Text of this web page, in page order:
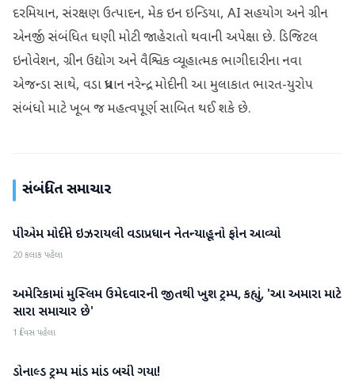
દરમિયાન, સંરક્ષણ ઉત્પાદન, મેક ઇન ઇન્ડિયા, AI સહયોગ અને ગ્રીન
એનર્જી સંબંધિત ઘણી મોટી જાહેરાતો થવાની અપેક્ષા છે. ડિજિટલ
ઇનોવેશન, ગ્રીન ઉદ્યોગ અને વૈશ્વિક વ્યૂહાત્મક ભાગીદારીના નવા
એજન્ડા સાથે, વડા પ્રધાન નરેન્દ્ર મોદીની આ મુલાકાત ભારત-યુરોપ
સંબંધો માટે ખૂબ જ મહત્વપૂર્ણ સાબિત થઈ શકે છે.
સંબંધિત સમાચાર
આંતરરાષ્ટ્રીય
પીએમ મોદીને ઇઝરાયલી વડાપ્રધાન નેતન્યાહૂનો ફોન આવ્યો
20 કલાક પહેલા
આંતરરાષ્ટ્રીય
અમેરિકામાં મુસ્લિમ ઉમેદવારની જીતથી ખુશ ટ્રમ્પ, કહ્યું, 'આ અમારા માટે
સારા સમાચાર છે'
1 દિવસ પહેલા
આંતરરાષ્ટ્રીય
ડોનાલ્ડ ટ્રમ્પ માંડ માંડ બચી ગયા!